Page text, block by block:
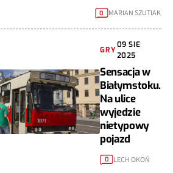
0 MARIAN SZUTIAK
GRY
09 SIE
2025
Sensacja w
Białymstoku.
Na ulice
wyjedzie
nietypowy
pojazd
0 LECH OKOŃ